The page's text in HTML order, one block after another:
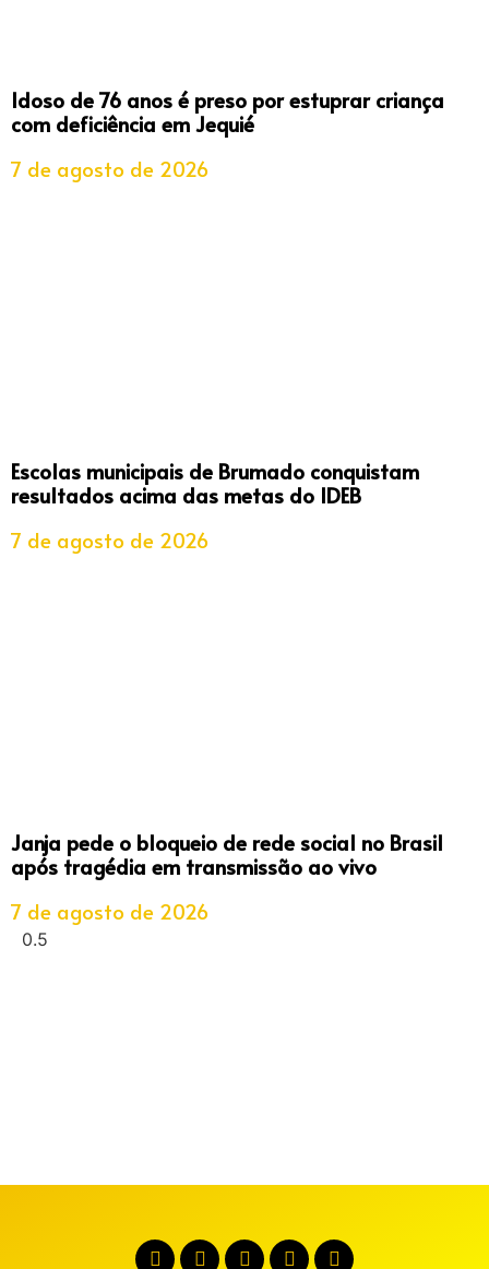
Idoso de 76 anos é preso por estuprar criança
com deficiência em Jequié
7 de agosto de 2026
Escolas municipais de Brumado conquistam
resultados acima das metas do IDEB
7 de agosto de 2026
Janja pede o bloqueio de rede social no Brasil
após tragédia em transmissão ao vivo
7 de agosto de 2026